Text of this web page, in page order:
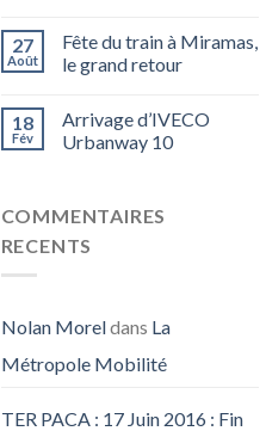
27
Août
Fête du train à Miramas,
le grand retour
18
Fév
Arrivage d’IVECO
Urbanway 10
COMMENTAIRES
RECENTS
Nolan Moreldans La
Métropole Mobilité
TER PACA : 17 Juin 2016 : Fin